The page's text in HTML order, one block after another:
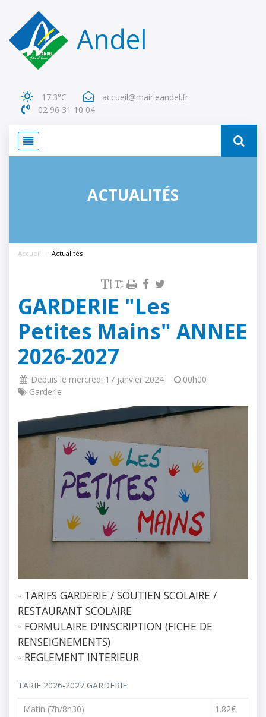
Andel
17.3°C
accueil@mairieandel.fr
02 96 31 10 04
ACTUALITÉS
Accueil Actualités
GARDERIE "Les
Petites Mains" ANNEE
2026-2027
Depuis le mercredi 17 janvier 2024 à
00h00
Garderie
- TARIFS GARDERIE / SOUTIEN SCOLAIRE /
RESTAURANT SCOLAIRE
- FORMULAIRE D'INSCRIPTION (FICHE DE
RENSEIGNEMENTS)
- REGLEMENT INTERIEUR
TARIF 2026-2027 GARDERIE:
Matin (7h/8h30)
1.82€